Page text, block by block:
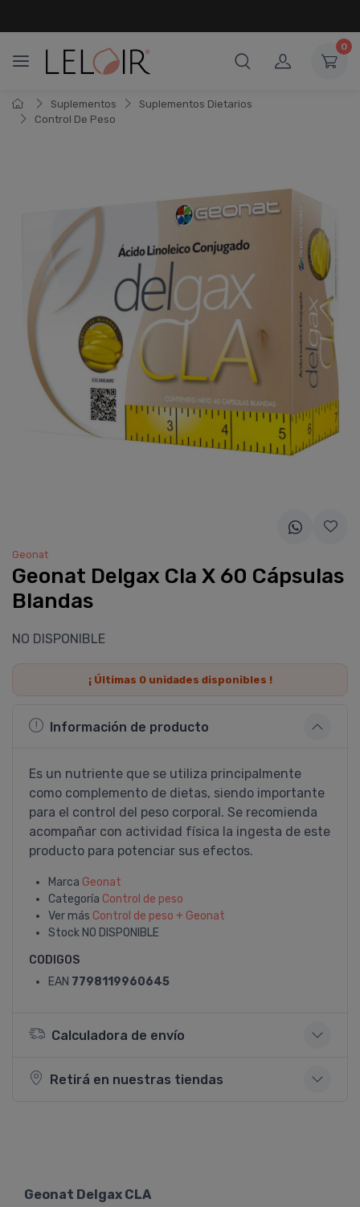
0
Suplementos
Suplementos Dietarios
Control De Peso
Geonat
Geonat Delgax Cla X 60 Cápsulas
Blandas
NO DISPONIBLE
¡ Últimas 0unidades disponibles !
Información de producto
Es un nutriente que se utiliza principalmente
como complemento de dietas, siendo importante
para el control del peso corporal. Se recomienda
acompañar con actividad fí­sica la ingesta de este
producto para potenciar sus efectos.
Marca Geonat
Categoría Control de peso
Ver más Control de peso + Geonat
Stock NO DISPONIBLE
CODIGOS
EAN 7798119960645
Calculadora de envío
Retirá en nuestras tiendas
Geonat Delgax CLA